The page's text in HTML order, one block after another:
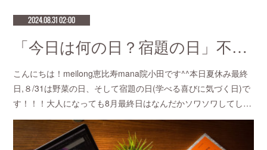
2024.08.31 02:00
「今日は何の日？宿題の日」不妊鍼灸と妊活鍼灸が得意のmeilong
こんにちは！meilong恵比寿mana院小田です^^本日夏休み最終
日,８/31は野菜の日、そして宿題の日(学べる喜びに気づく日)で
す！！！大人になっても8月最終日はなんだかソワソワしてし…